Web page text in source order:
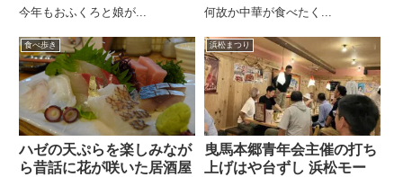
今年もおふくろと娘が... 何故か中華が食べたく...
食べ歩き
ハゼの天ぷらを楽しみなが
ら昔話に花が咲いた居酒屋
浜松まつり
曳馬本郷青年会主催の打ち
上げはや台ずし 浜松モー